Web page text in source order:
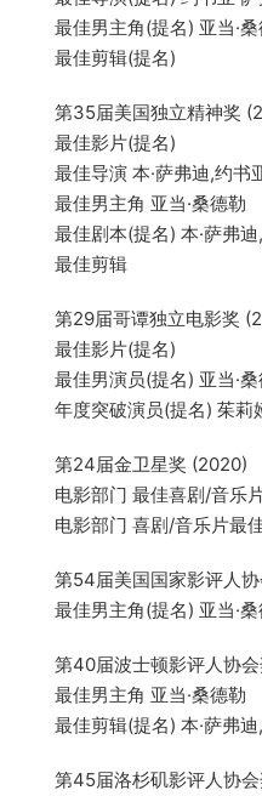
最佳男主角(提名) 亚当·桑
最佳剪辑(提名)
第35届美国独立精神奖
最佳影片(提名)
最佳导演 本·萨弗迪,约书
最佳男主角 亚当·桑德勒
最佳剧本(提名) 本·萨弗迪,
最佳剪辑
第29届哥谭独立电影奖
最佳影片(提名)
最佳男演员(提名) 亚当·桑
年度突破演员(提名) 茱莉
第24届金卫星奖 (2020)
电影部门 最佳喜剧/音乐
电影部门 喜剧/音乐片最佳
第54届美国国家影评人协
最佳男主角(提名) 亚当·桑
第40届波士顿影评人协会
最佳男主角 亚当·桑德勒
最佳剪辑(提名) 本·萨弗迪,
第45届洛杉矶影评人协会